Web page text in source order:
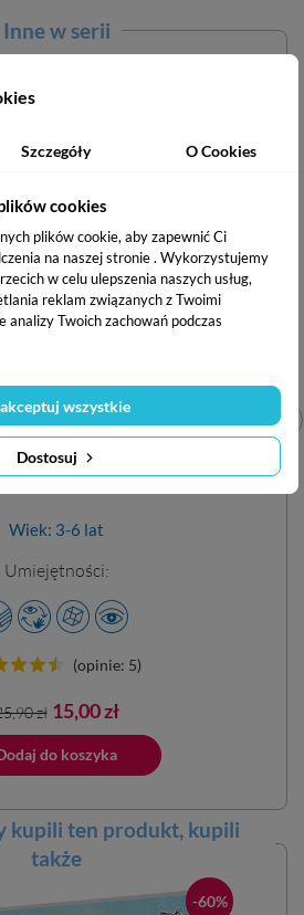
Inne w serii
wśród zwierząt
Wiek: 3-6 lat
Umiejętności:
(opinie: 5)
zł Cena
15,00 zł
do koszyka
kupili ten produkt, kupili
także
-60%
Szczegóły O Cookies
cookies
plików cookie, aby zapewnić Ci
na naszej stronie . Wykorzystujemy
w celu ulepszenia naszych usług,
reklam związanych z Twoimi
analizy Twoich zachowań podczas
Dostosuj
wszystkie